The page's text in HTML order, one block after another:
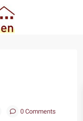
0 Comments